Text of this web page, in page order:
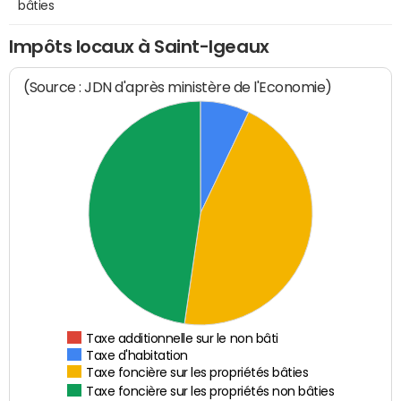
bâties
Impôts locaux à Saint-Igeaux
(Source : JDN d'après ministère de l'Economie)
Taxe additionnelle sur le non bâti
Taxe d'habitation
Taxe foncière sur les propriétés bâties
Taxe foncière sur les propriétés non bâties